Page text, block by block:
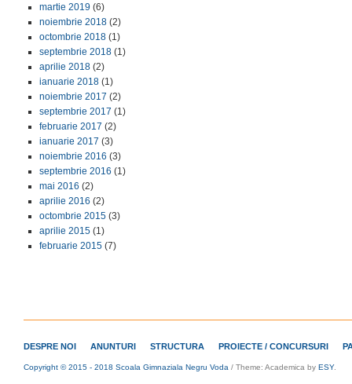
martie 2019 (6)
noiembrie 2018 (2)
octombrie 2018 (1)
septembrie 2018 (1)
aprilie 2018 (2)
ianuarie 2018 (1)
noiembrie 2017 (2)
septembrie 2017 (1)
februarie 2017 (2)
ianuarie 2017 (3)
noiembrie 2016 (3)
septembrie 2016 (1)
mai 2016 (2)
aprilie 2016 (2)
octombrie 2015 (3)
aprilie 2015 (1)
februarie 2015 (7)
DESPRE NOI ANUNTURI STRUCTURA PROIECTE / CONCURSURI
Copyright © 2015 - 2018 Scoala Gimnaziala Negru Voda / Theme: Academica by ESY.